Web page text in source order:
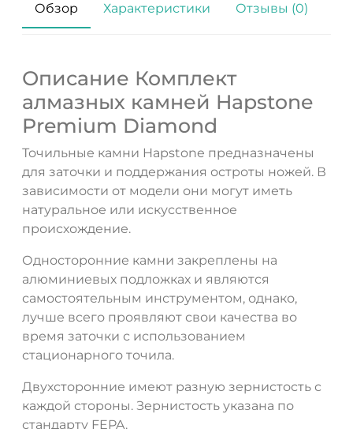
Обзор Характеристики Отзывы (0)
Описание Комплект
алмазных камней Hapstone
Premium Diamond
Точильные камни Hapstone предназначены
для заточки и поддержания остроты ножей. В
зависимости от модели они могут иметь
натуральное или искусственное
происхождение.
Односторонние камни закреплены на
алюминиевых подложках и являются
самостоятельным инструментом, однако,
лучше всего проявляют свои качества во
время заточки с использованием
стационарного точила.
Двухсторонние имеют разную зернистость с
каждой стороны. Зернистость указана по
стандарту FEPA.